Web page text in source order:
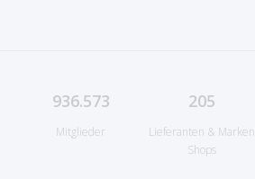
936.573
Mitglieder
205
Lieferanten & Marken
Shops